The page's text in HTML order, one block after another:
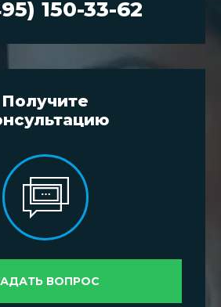
150-33-62
Получите
ВОПРОС